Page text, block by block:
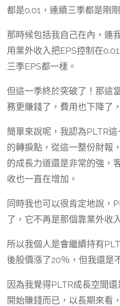
都是0.01，連續三季都是剛
那時候包括我自己在內，連
用業外收入把EPS控制在
三季EPS都一樣。
但這一季終於突破了！那這
務更賺錢了，費用也下降了
簡單來說呢，我認為PLTR
的轉捩點，從這一整份財報
的成長力道還是非常的強，
收也一直在增加。
同時我也可以很肯定地說，
了，它不再是那個靠業外收
所以我個人是會繼續持有
後股價漲了20％，但我還是
因為我覺得PLTR成長空間
開始賺錢而已，以長期來看